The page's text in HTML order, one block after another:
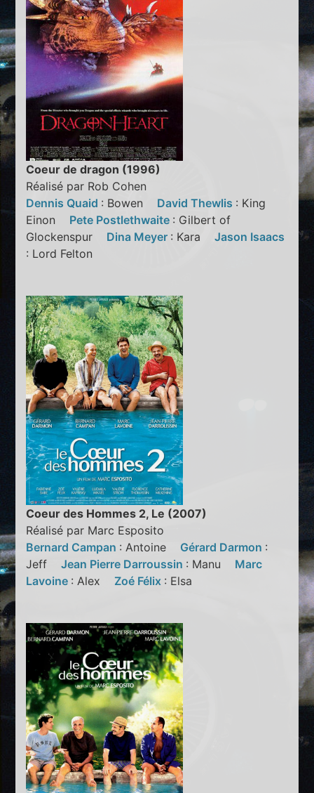
Coeur de dragon (1996)
Réalisé par Rob Cohen
Dennis Quaid : Bowen David Thewlis : King
Einon Pete Postlethwaite : Gilbert of
Glockenspur Dina Meyer : KaraJason Isaacs
: Lord Felton
Coeur des Hommes 2, Le (2007)
Réalisé par Marc Esposito
Bernard Campan : Antoine Gérard Darmon :
JeffJean Pierre Darroussin : Manu Marc
Lavoine : Alex Zoé Félix : Elsa